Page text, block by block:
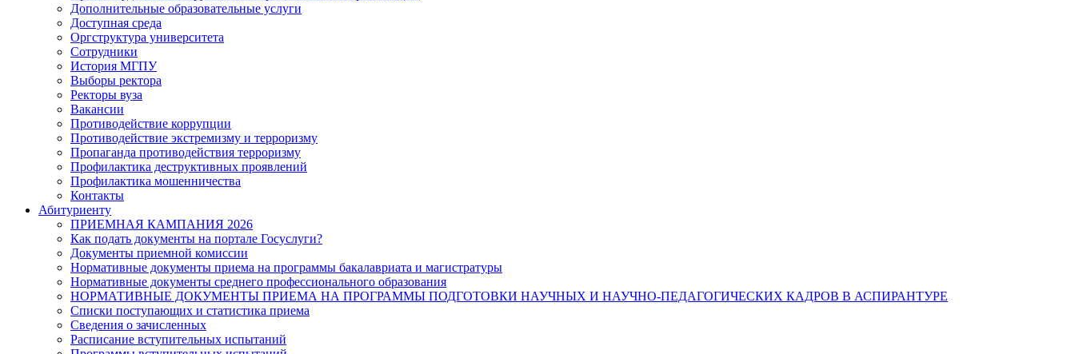
Дополнительные образовательные услуги
Доступная среда
Оргструктура университета
Сотрудники
История МГПУ
Выборы ректора
Ректоры вуза
Вакансии
Противодействие коррупции
Противодействие экстремизму и терроризму
Пропаганда противодействия терроризму
Профилактика деструктивных проявлений
Профилактика мошенничества
Контакты
Абитуриенту
ПРИЕМНАЯ КАМПАНИЯ 2026
Как подать документы на портале Госуслуги?
Документы приемной комиссии
Нормативные документы приема на программы бакалавриата и магистратуры
Нормативные документы среднего профессионального образования
НОРМАТИВНЫЕ ДОКУМЕНТЫ ПРИЕМА НА ПРОГРАММЫ ПОДГОТОВКИ НАУЧНЫХ И НАУЧНО-ПЕДАГОГИЧЕСКИХ КАДРОВ В АСПИРАНТУРЕ
Списки поступающих и статистика приема
Сведения о зачисленных
Расписание вступительных испытаний